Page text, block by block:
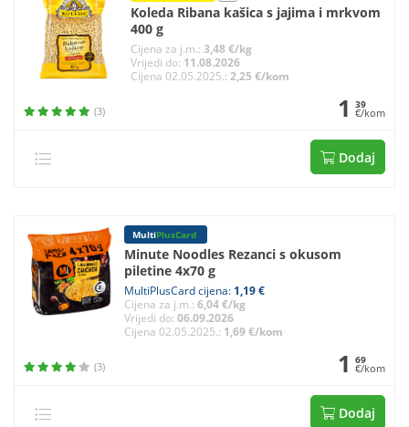
Koleda Ribana kašica s jajima i mrkvom
400 g
Cijena za j.m.: 3,48 €/kg
Vrijedi do: 11.08.2026
Cijena 02.05.2025.: 2,25 €/kom
(3) 1 39
€/kom
Dodaj
MultiPlusCard
Minute Noodles Rezanci s okusom
piletine 4x70 g
MultiPlusCard cijena: 1,19 €
Cijena za j.m.:6,04 €/kg
Vrijedi do:06.09.2026
Cijena 02.05.2025.: 1,69 €/kom
(3) 1 69
€/kom
Dodaj